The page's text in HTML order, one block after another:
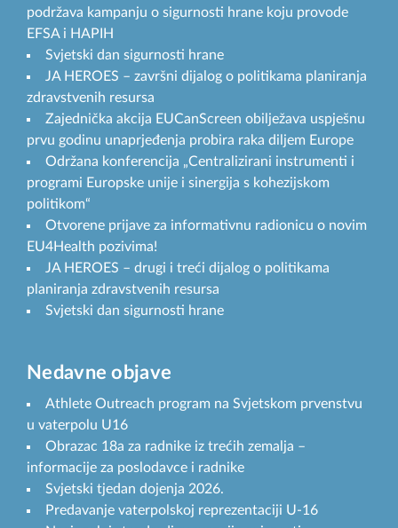
podržava kampanju o sigurnosti hrane koju provode
EFSA i HAPIH
Svjetski dan sigurnosti hrane
JA HEROES – završni dijalog o politikama planiranja
zdravstvenih resursa
Zajednička akcija EUCanScreen obilježava uspješnu
prvu godinu unaprjeđenja probira raka diljem Europe
Održana konferencija „Centralizirani instrumenti i
programi Europske unije i sinergija s kohezijskom
politikom“
Otvorene prijave za informativnu radionicu o novim
EU4Health pozivima!
JA HEROES – drugi i treći dijalog o politikama
planiranja zdravstvenih resursa
Svjetski dan sigurnosti hrane
Nedavne objave
Athlete Outreach program na Svjetskom prvenstvu
u vaterpolu U16
Obrazac 18a za radnike iz trećih zemalja –
informacije za poslodavce i radnike
Svjetski tjedan dojenja 2026.
Predavanje vaterpolskoj reprezentaciji U-16